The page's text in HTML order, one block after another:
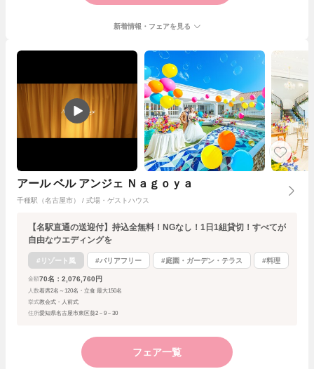
新着情報・フェアを見る
アール ベル アンジェ Ｎａｇｏｙａ
千種駅（名古屋市） / 式場・ゲストハウス
【名駅直通の送迎付】持込全無料！NGなし！1日1組貸切！すべてが
自由なウエディングを
#リゾート風 #バリアフリー #庭園・ガーデン・テラス #料理
金額 70名：2,076,760円
人数着席2名～120名・立食 最大150名
挙式教会式・人前式
住所愛知県名古屋市東区葵2－9－30
フェア一覧